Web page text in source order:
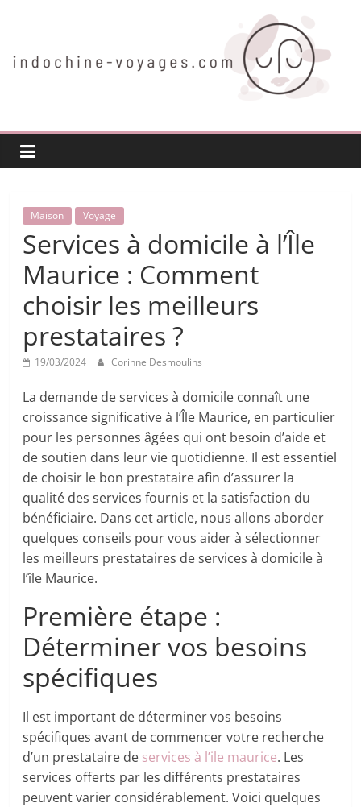
indochine-
voyages.com
Voyager
Maison Voyage
Services à domicile à l’Île
Maurice : Comment
choisir les meilleurs
prestataires ?
19/03/2024 Corinne Desmoulins
La demande de services à domicile connaît une
croissance significative à l’Île Maurice, en particulier
pour les personnes âgées qui ont besoin d’aide et
de soutien dans leur vie quotidienne. Il est essentiel
de choisir le bon prestataire afin d’assurer la
qualité des services fournis et la satisfaction du
bénéficiaire. Dans cet article, nous allons aborder
quelques conseils pour vous aider à sélectionner
les meilleurs prestataires de services à domicile à
l’île Maurice.
Première étape :
Déterminer vos besoins
spécifiques
Il est important de déterminer vos besoins
spécifiques avant de commencer votre recherche
d’un prestataire de services à l’ile maurice. Les
services offerts par les différents prestataires
peuvent varier considérablement. Voici quelques